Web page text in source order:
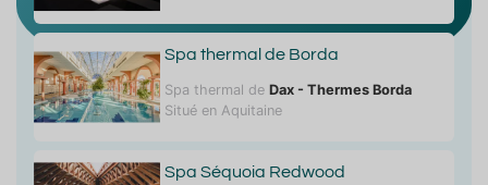
Spa thermal de Borda
Spa thermal de Dax - Thermes Borda
Situé en Aquitaine
Spa Séquoia Redwood